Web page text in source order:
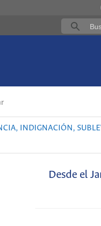
INDIGNACIÓN,
Desde el